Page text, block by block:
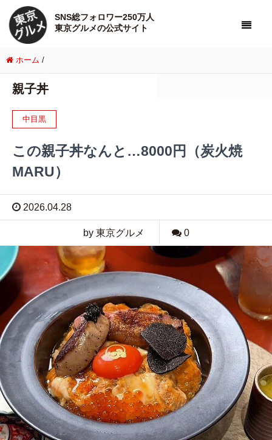
SNS総フォロワー250万人
東京グルメの公式サイト
ホーム /
親子丼
中目黒
この親子丼なんと…8000円（炭火焼
MARU）
2026.04.28
by 東京グルメ 0